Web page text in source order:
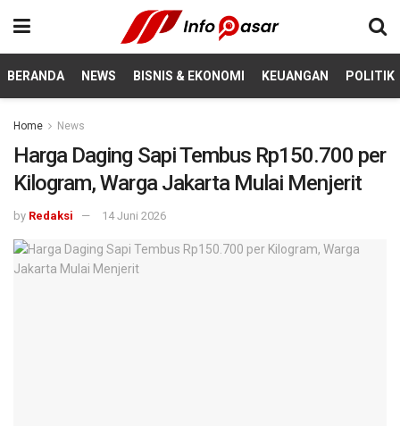
BERANDA NEWS BISNIS & EKONOMI KEUANGAN POLITIK
Home News
Harga Daging Sapi Tembus Rp150.700 per
Kilogram, Warga Jakarta Mulai Menjerit
by Redaksi 14 Juni 2026